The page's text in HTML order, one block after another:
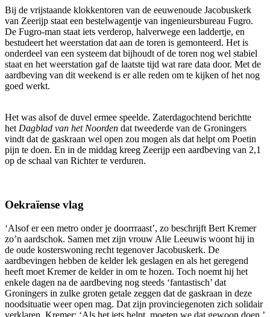
Bij de vrijstaande klokkentoren van de eeuwenoude Jacobuskerk
van Zeerijp staat een bestelwagentje van ingenieursbureau Fugro.
De Fugro-man staat iets verderop, halverwege een laddertje, en
bestudeert het weerstation dat aan de toren is gemonteerd. Het is
onderdeel van een systeem dat bijhoudt of de toren nog wel stabiel
staat en het weerstation gaf de laatste tijd wat rare data door. Met de
aardbeving van dit weekend is er alle reden om te kijken of het nog
goed werkt.
Het was alsof de duvel ermee speelde. Zaterdagochtend berichtte
het Dagblad van het Noorden dat tweederde van de Groningers
vindt dat de gaskraan wel open zou mogen als dat helpt om Poetin
pijn te doen. En in de middag kreeg Zeerijp een aardbeving van 2,1
op de schaal van Richter te verduren.
Oekraïense vlag
‘Alsof er een metro onder je doorrraast’, zo beschrijft Bert Kremer
zo’n aardschok. Samen met zijn vrouw Alie Leeuwis woont hij in
de oude kosterswoning recht tegenover Jacobuskerk. De
aardbevingen hebben de kelder lek geslagen en als het geregend
heeft moet Kremer de kelder in om te hozen. Toch noemt hij het
enkele dagen na de aardbeving nog steeds ‘fantastisch’ dat
Groningers in zulke groten getale zeggen dat de gaskraan in deze
noodsituatie weer open mag. Dat zijn provinciegenoten zich solidair
verklaren. Kremer: ‘Als het iets helpt, moeten we dat gewoon doen.’